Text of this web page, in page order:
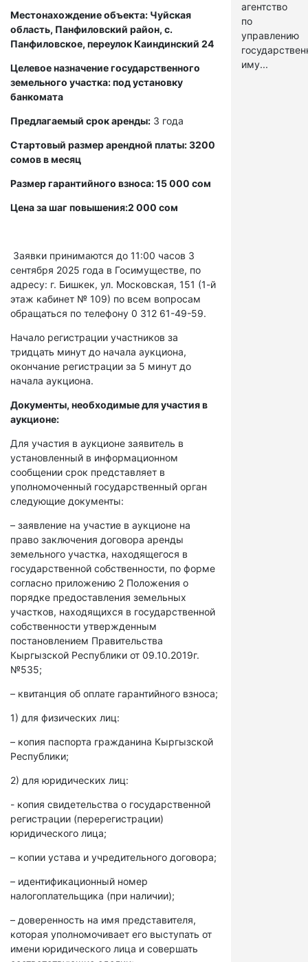
Местонахождение объекта: Чуйская
область, Панфиловский район, с.
Панфиловское, переулок Каиндинский 24
Целевое назначение государственного
земельного участка: под установку
банкомата
Предлагаемый срок аренды: 3 года
Стартовый размер арендной платы: 3200
сомов в месяц
Размер гарантийного взноса: 15 000 сом
Цена за шаг повышения:2 000 сом
Заявки принимаются до 11:00 часов 3
сентября 2025 года в Госимуществе, по
адресу: г. Бишкек, ул. Московская, 151 (1-й
этаж кабинет № 109) по всем вопросам
обращаться по телефону 0 312 61-49-59.
Начало регистрации участников за
тридцать минут до начала аукциона,
окончание регистрации за 5 минут до
начала аукциона.
Документы, необходимые для участия в
аукционе:
Для участия в аукционе заявитель в
установленный в информационном
сообщении срок представляет в
уполномоченный государственный орган
следующие документы:
– заявление на участие в аукционе на
право заключения договора аренды
земельного участка, находящегося в
государственной собственности, по форме
согласно приложению 2 Положения о
порядке предоставления земельных
участков, находящихся в государственной
собственности утвержденным
постановлением Правительства
Кыргызской Республики от 09.10.2019г.
№535;
– квитанция об оплате гарантийного взноса;
1) для физических лиц:
– копия паспорта гражданина Кыргызской
Республики;
2) для юридических лиц:
- копия свидетельства о государственной
регистрации (перерегистрации)
юридического лица;
– копии устава и учредительного договора;
– идентификационный номер
налогоплательщика (при наличии);
– доверенность на имя представителя,
которая уполномочивает его выступать от
имени юридического лица и совершать
агентство
по
управлению
иму...